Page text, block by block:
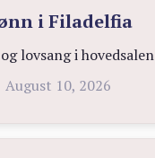
i Filadelfia
lovsang i hovedsalen
August 10, 2026